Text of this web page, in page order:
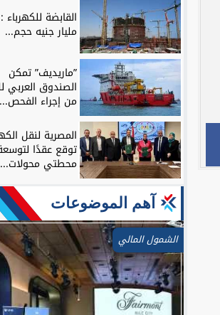
مليار جنيه حجم...
”ماريديف” تمكن
الصندوق العربي
من إجراء الفحص...
المصرية لنقل
توقع عقدًا
محطتي محولات...
آهم الموضوعات
الشمول المالي